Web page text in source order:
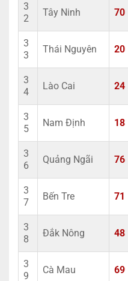
3
2
Tây Ninh 70
3
3
Thái Nguyên 20
3
4
Lào Cai 24
3
5
Nam Định 18
3
6
Quảng Ngãi 76
3
7
Bến Tre 71
3
8
Đắk Nông 48
3
9
Cà Mau 69